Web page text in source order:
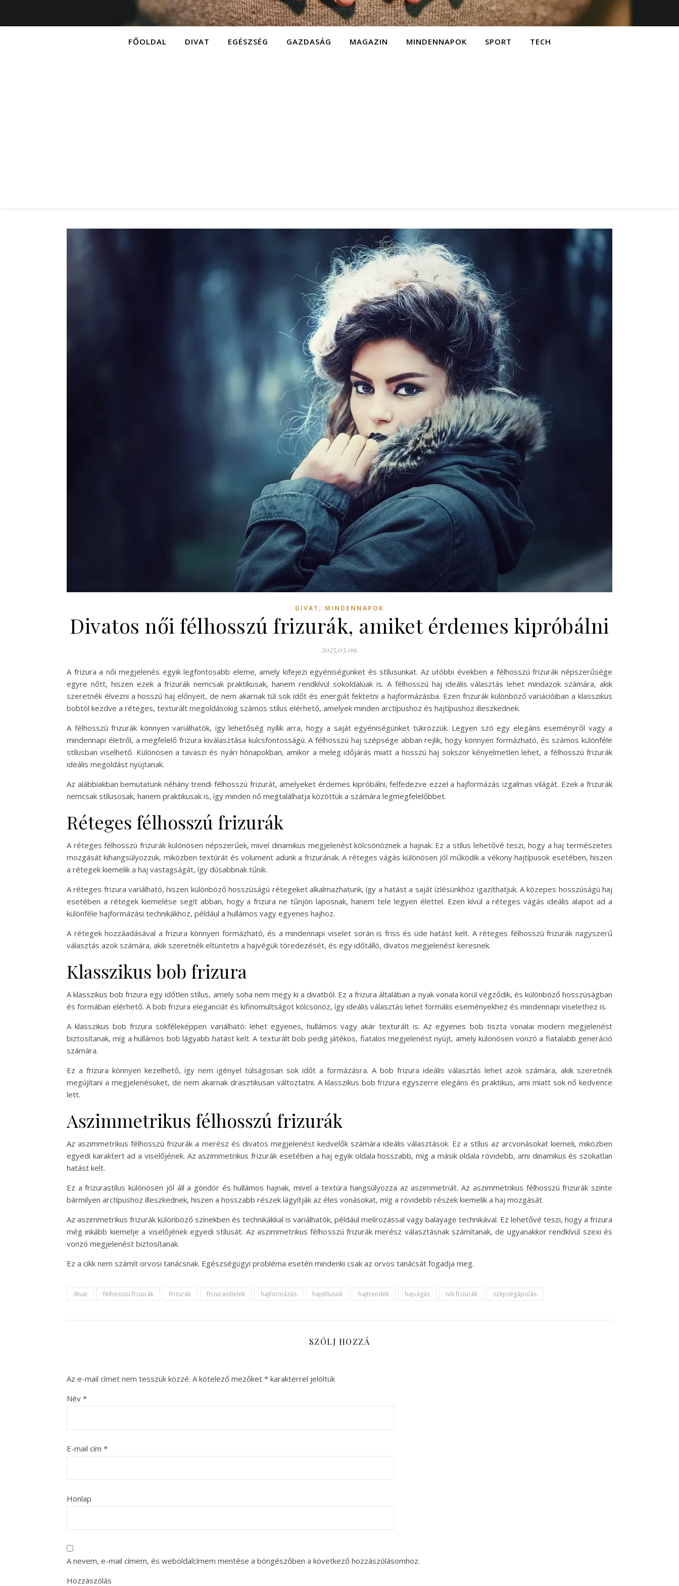
FŐOLDAL DIVAT EGÉSZSÉG GAZDASÁG MAGAZIN MINDENNAPOK SPORT TECH
DIVAT , MINDENNAPOK
Divatos női félhosszú frizurák, amiket érdemes kipróbálni
2025.03.09.
A frizura a női megjelenés egyik legfontosabb eleme, amely kifejezi egyéniségünket és stílusunkat. Az utóbbi években a félhosszú frizurák népszerűsége
egyre nőtt, hiszen ezek a frizurák nemcsak praktikusak, hanem rendkívül sokoldalúak is. A félhosszú haj ideális választás lehet mindazok számára, akik
szeretnék élvezni a hosszú haj előnyeit, de nem akarnak túl sok időt és energiát fektetni a hajformázásba. Ezen frizurák különböző variációiban a klasszikus
bobtól kezdve a réteges, texturált megoldásokig számos stílus elérhető, amelyek minden arctípushoz és hajtípushoz illeszkednek.
A félhosszú frizurák könnyen variálhatók, így lehetőség nyílik arra, hogy a saját egyéniségünket tükrözzük. Legyen szó egy elegáns eseményről vagy a
mindennapi életről, a megfelelő frizura kiválasztása kulcsfontosságú. A félhosszú haj szépsége abban rejlik, hogy könnyen formázható, és számos különféle
stílusban viselhető. Különösen a tavaszi és nyári hónapokban, amikor a meleg időjárás miatt a hosszú haj sokszor kényelmetlen lehet, a félhosszú frizurák
ideális megoldást nyújtanak.
Az alábbiakban bemutatunk néhány trendi félhosszú frizurát, amelyeket érdemes kipróbálni, felfedezve ezzel a hajformázás izgalmas világát. Ezek a frizurák
nemcsak stílusosak, hanem praktikusak is, így minden nő megtalálhatja közöttük a számára legmegfelelőbbet.
Réteges félhosszú frizurák
A réteges félhosszú frizurák különösen népszerűek, mivel dinamikus megjelenést kölcsönöznek a hajnak. Ez a stílus lehetővé teszi, hogy a haj természetes
mozgását kihangsúlyozzuk, miközben textúrát és volument adunk a frizurának. A réteges vágás különösen jól működik a vékony hajtípusok esetében, hiszen
a rétegek kiemelik a haj vastagságát, így dúsabbnak tűnik.
A réteges frizura variálható, hiszen különböző hosszúságú rétegeket alkalmazhatunk, így a hatást a saját ízlésünkhöz igazíthatjuk. A közepes hosszúságú haj
esetében a rétegek kiemelése segít abban, hogy a frizura ne tűnjön laposnak, hanem tele legyen élettel. Ezen kívül a réteges vágás ideális alapot ad a
különféle hajformázási technikákhoz, például a hullámos vagy egyenes hajhoz.
A rétegek hozzáadásával a frizura könnyen formázható, és a mindennapi viselet során is friss és üde hatást kelt. A réteges félhosszú frizurák nagyszerű
választás azok számára, akik szeretnék eltüntetni a hajvégük töredezését, és egy időtálló, divatos megjelenést keresnek.
Klasszikus bob frizura
A klasszikus bob frizura egy időtlen stílus, amely soha nem megy ki a divatból. Ez a frizura általában a nyak vonala körül végződik, és különböző hosszúságban
és formában elérhető. A bob frizura eleganciát és kifinomultságot kölcsönöz, így ideális választás lehet formális eseményekhez és mindennapi viselethez is.
A klasszikus bob frizura sokféleképpen variálható: lehet egyenes, hullámos vagy akár texturált is. Az egyenes bob tiszta vonalai modern megjelenést
biztosítanak, míg a hullámos bob lágyabb hatást kelt. A texturált bob pedig játékos, fiatalos megjelenést nyújt, amely különösen vonzó a fiatalabb generáció
számára.
Ez a frizura könnyen kezelhető, így nem igényel túlságosan sok időt a formázásra. A bob frizura ideális választás lehet azok számára, akik szeretnék
megújítani a megjelenésüket, de nem akarnak drasztikusan változtatni. A klasszikus bob frizura egyszerre elegáns és praktikus, ami miatt sok nő kedvence
lett.
Aszimmetrikus félhosszú frizurák
Az aszimmetrikus félhosszú frizurák a merész és divatos megjelenést kedvelők számára ideális választások. Ez a stílus az arcvonásokat kiemeli, miközben
egyedi karaktert ad a viselőjének. Az aszimmetrikus frizurák esetében a haj egyik oldala hosszabb, míg a másik oldala rövidebb, ami dinamikus és szokatlan
hatást kelt.
Ez a frizurastílus különösen jól áll a göndör és hullámos hajnak, mivel a textúra hangsúlyozza az aszimmetriát. Az aszimmetrikus félhosszú frizurák szinte
bármilyen arctípushoz illeszkednek, hiszen a hosszabb részek lágyítják az éles vonásokat, míg a rövidebb részek kiemelik a haj mozgását.
Az aszimmetrikus frizurák különböző színekben és technikákkal is variálhatók, például melírozással vagy balayage technikával. Ez lehetővé teszi, hogy a frizura
még inkább kiemelje a viselőjének egyedi stílusát. Az aszimmetrikus félhosszú frizurák merész választásnak számítanak, de ugyanakkor rendkívül szexi és
vonzó megjelenést biztosítanak.
Ez a cikk nem számít orvosi tanácsnak. Egészségügyi probléma esetén mindenki csak az orvos tanácsát fogadja meg.
divat félhosszú frizurák frizurák frizuraötletek hajformázás hajstílusok hajtrendek hajvágás női frizurák szépségápolás
SZÓLJ HOZZÁ
Az e-mail címet nem tesszük közzé. A kötelező mezőket * karakterrel jelöltük
Név *
E-mail cím *
Honlap
A nevem, e-mail címem, és weboldalcímem mentése a böngészőben a következő hozzászólásomhoz.
Hozzászólás